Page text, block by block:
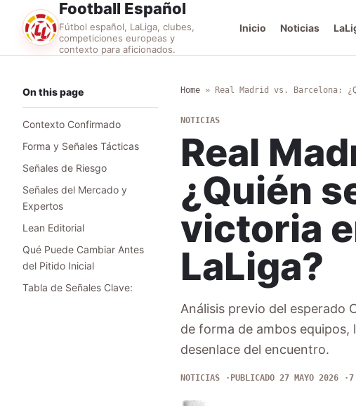
Football Español
Fútbol español, LaLiga, clubes,
competiciones europeas y
contexto para aficionados.
Inicio Noticias
On this page
Contexto Confirmado
Forma y Señales Tácticas
Señales de Riesgo
Señales del Mercado y
Expertos
Lean Editorial
Qué Puede Cambiar Antes
del Pitido Inicial
Tabla de Señales Clave:
Home» Real Madrid vs. Barcelona:
NOTICIAS
Real
¿Quién
victoria
LaLiga?
Análisis previo del esperado
de forma de ambos equipos,
desenlace del encuentro.
NOTICIAS PUBLICADO 27 MAYO 2026 7